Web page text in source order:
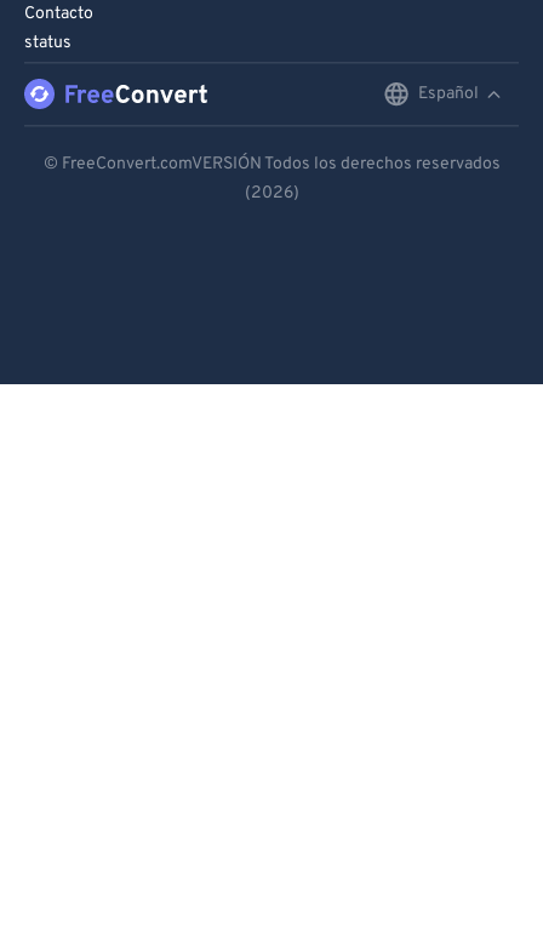
Contacto
status
Español
Español
© FreeConvert.comVERSIÓN Todos los derechos reservados
(2026)